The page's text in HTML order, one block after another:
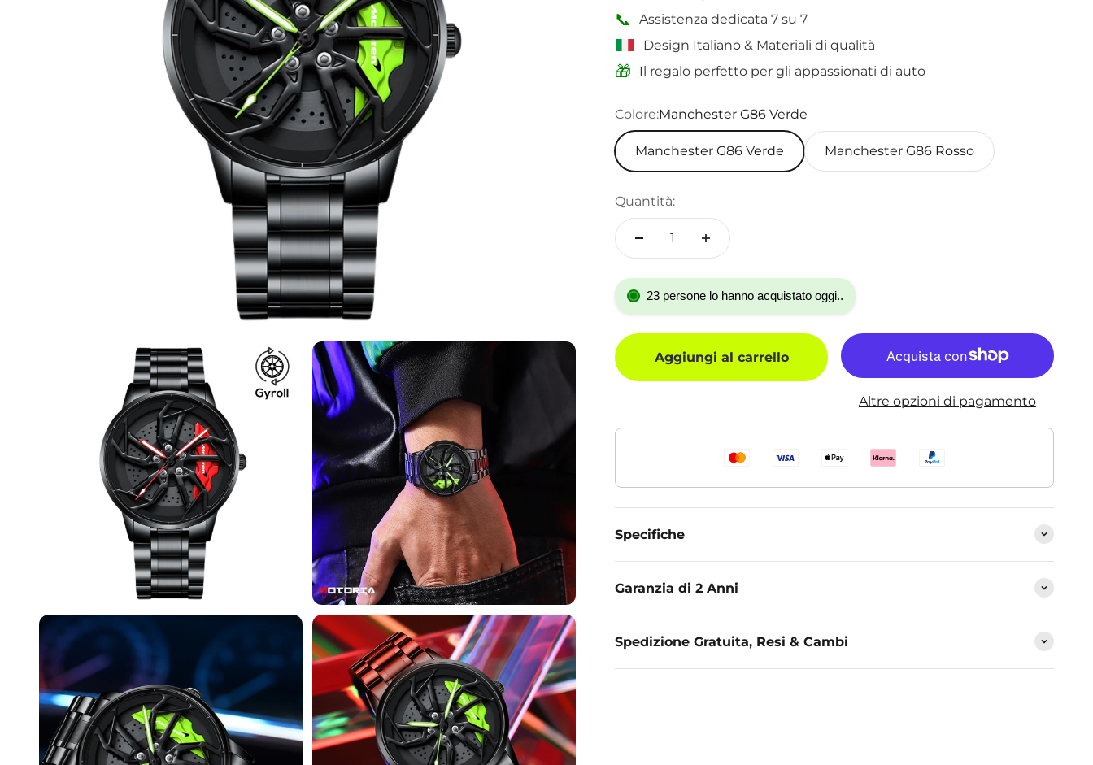
📞
Assistenza dedicata 7 su 7
Design Italiano & Materiali di qualità
🎁 Il regalo perfetto per gli appassionati di auto
Colore:Manchester G86 Verde
Manchester G86 Verde Manchester G86 Rosso
Quantità:
23 persone lo hanno acquistato oggi..
Aggiungi al carrello
Altre opzioni di pagamento
Specifiche
Garanzia di 2 Anni
Spedizione Gratuita, Resi & Cambi